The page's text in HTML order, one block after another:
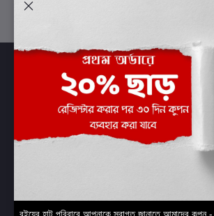
সাবস্ক্রাইব